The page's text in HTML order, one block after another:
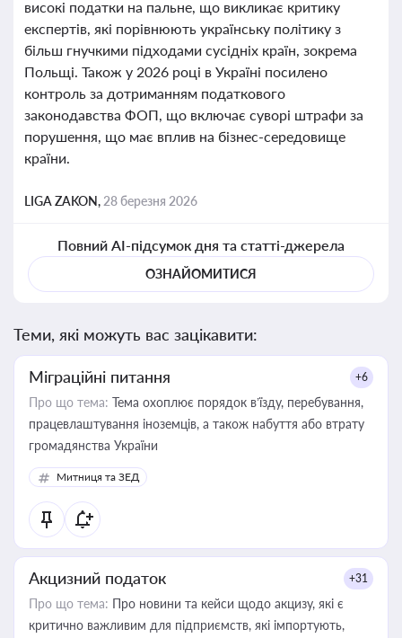
високі податки на пальне, що викликає критику
експертів, які порівнюють українську політику з
більш гнучкими підходами сусідніх країн, зокрема
Польщі. Також у 2026 році в Україні посилено
контроль за дотриманням податкового
законодавства ФОП, що включає суворі штрафи за
порушення, що має вплив на бізнес-середовище
країни.
LIGA ZAKON, 28 березня 2026
Повний AI-підсумок дня та статті-джерела
ОЗНАЙОМИТИСЯ
Теми, які можуть вас зацікавити:
Міграційні питання +6
Про що тема: Тема охоплює порядок в’їзду, перебування,
працевлаштування іноземців, а також набуття або втрату
громадянства України
Митниця та ЗЕД
Акцизний податок +31
Про що тема: Про новини та кейси щодо акцизу, які є
критично важливим для підприємств, які імпортують,